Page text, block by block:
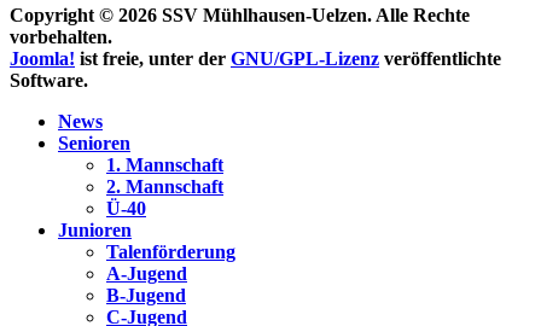
Copyright © 2026 SSV Mühlhausen-Uelzen. Alle Rechte
vorbehalten.
Joomla! ist freie, unter der GNU/GPL-Lizenz veröffentlichte
Software.
News
Senioren
1. Mannschaft
2. Mannschaft
Ü-40
Junioren
Talenförderung
A-Jugend
B-Jugend
C-Jugend